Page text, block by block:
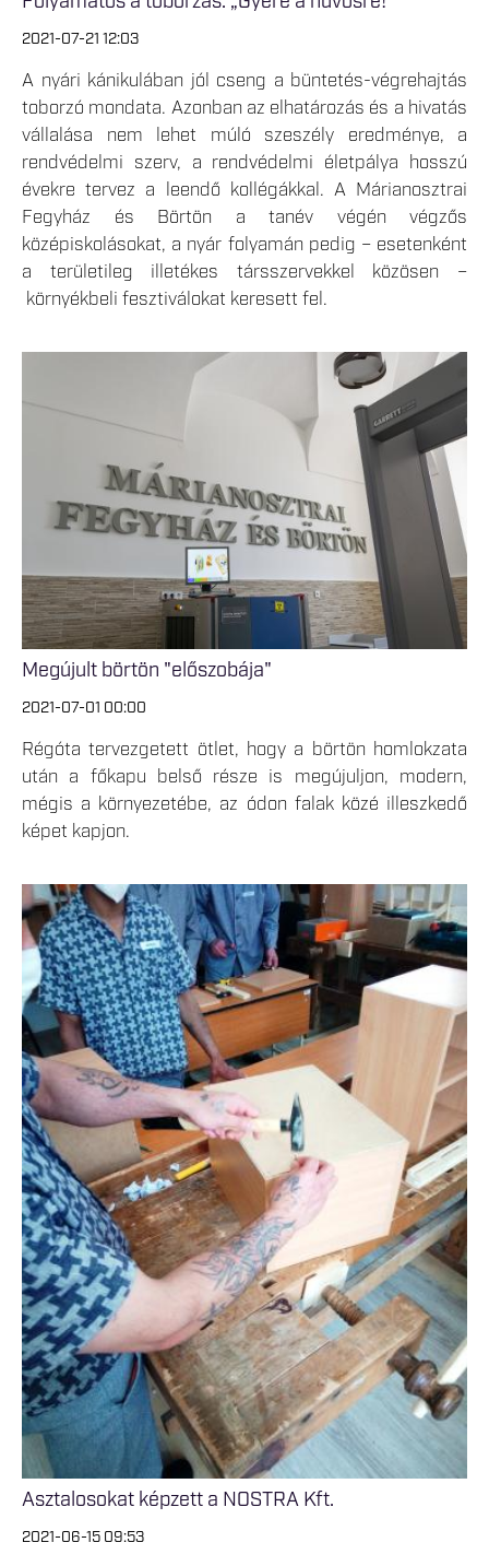
2021-07-21 12:03
A nyári kánikulában jól cseng a büntetés-végrehajtás
toborzó mondata. Azonban az elhatározás és a hivatás
vállalása nem lehet múló szeszély eredménye, a
rendvédelmi szerv, a rendvédelmi életpálya hosszú
évekre tervez a leendő kollégákkal. A Márianosztrai
Fegyház és Börtön a tanév végén végzős
középiskolásokat, a nyár folyamán pedig – esetenként
a területileg illetékes társszervekkel közösen –
környékbeli fesztiválokat keresett fel.
Megújult börtön "előszobája"
2021-07-01 00:00
Régóta tervezgetett ötlet, hogy a börtön homlokzata
után a főkapu belső része is megújuljon, modern,
mégis a környezetébe, az ódon falak közé illeszkedő
képet kapjon.
Asztalosokat képzett a NOSTRA Kft.
2021-06-15 09:53